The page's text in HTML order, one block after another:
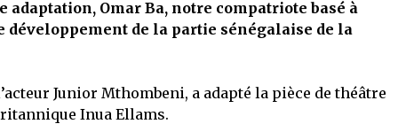
adaptation, Omar Ba, notre compatriote basé à
développement de la partie sénégalaise de la
Junior Mthombeni, a adapté la pièce de théâtre
Inua Ellams.